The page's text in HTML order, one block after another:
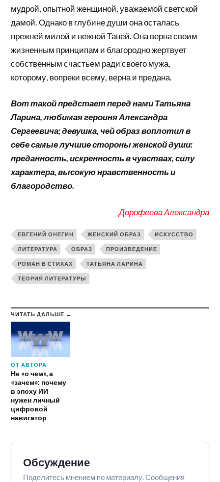
мудрой, опытной женщиной, уважаемой светской
дамой. Однако в глубине души она осталась
прежней милой и нежной Таней. Она верна своим
жизненным принципам и благородно жертвует
собственным счастьем ради своего мужа,
которому, вопреки всему, верна и предана.
Вот такой предстает перед нами Татьяна
Ларина, любимая героиня Александра
Сергеевича; девушка, чей образ воплотил в
себе самые лучшие стороны женской души:
преданность, искренность в чувствах, силу
характера, высокую нравственность и
благородство.
Дорофеева Александра
ЕВГЕНИЙ ОНЕГИН ЖЕНСКИЙ ОБРАЗ ИСКУССТВО
ЛИТЕРАТУРА ОБРАЗ ПРОИЗВЕДЕНИЕ
РОМАН В СТИХАХ ТАТЬЯНА ЛАРИНА
ТЕОРИЯ ЛИТЕРАТУРЫ
ЧИТАТЬ ДАЛЬШЕ →
ОТ АВТОРА
Не «о чем», а
«зачем»: почему
в эпоху ИИ
нужен личный
цифровой
навигатор
Обсуждение
Поделитесь мнением по материалу. Сообщения